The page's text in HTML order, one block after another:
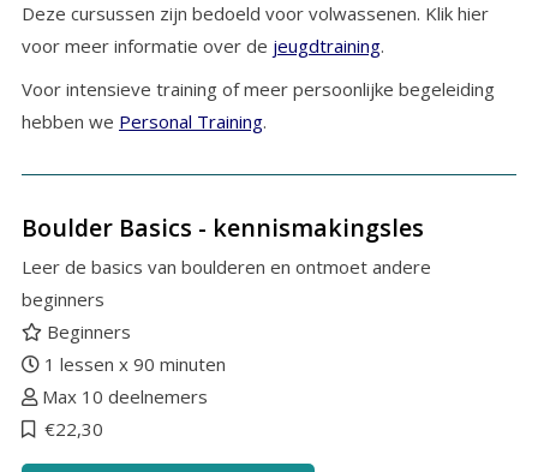
Deze cursussen zijn bedoeld voor volwassenen. Klik hier
voor meer informatie over de jeugdtraining.
Voor intensieve training of meer persoonlijke begeleiding
hebben we Personal Training.
Boulder Basics - kennismakingsles
Leer de basics van boulderen en ontmoet andere
beginners
Beginners
1 lessen x 90 minuten
Max 10 deelnemers
€22,30